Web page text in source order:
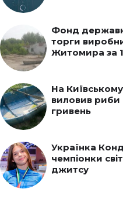
Фонд
торги
Житомира за
На
виловив риби
гривень
Українка
чемпіонки
джитсу